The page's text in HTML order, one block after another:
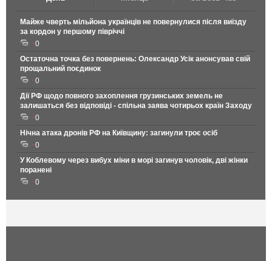
Майже чверть мільйона українців не повернулися після виїзду
за кордон у першому півріччі
0
Остаточна точка без повернень: Олександр Усік анонсував свій
прощальний поєдинок
0
Дії РФ щодо повного захоплення грузинських земель не
залишаться без відповіді - спільна заява чотирьох країн Заходу
0
Нічна атака дронів РФ на Київщину: загинули троє осіб
0
У Коблевому через вибух міни в морі загинув чоловік, дві жінки
поранені
0